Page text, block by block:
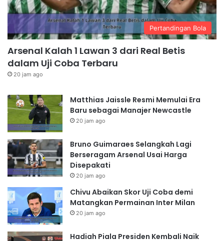
Pertandingan Bola
Arsenal Kalah 1 Lawan 3 dari Real Betis
dalam Uji Coba Terbaru
20 jam ago
Matthias Jaissle Resmi Memulai Era
Baru sebagai Manajer Newcastle
20 jam ago
Bruno Guimaraes Selangkah Lagi
Berseragam Arsenal Usai Harga
Disepakati
20 jam ago
Chivu Abaikan Skor Uji Coba demi
Matangkan Permainan Inter Milan
20 jam ago
Hadiah Piala Presiden Kembali Naik